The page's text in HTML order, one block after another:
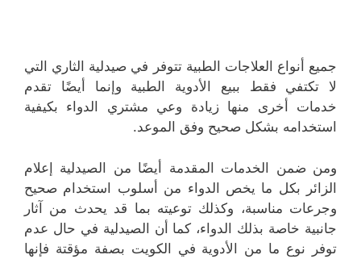
جميع أنواع العلاجات الطبية تتوفر في صيدلية الثاري التي
لا تكتفي فقط ببيع الأدوية الطبية وإنما أيضًا تقدم
خدمات أخرى منها زيادة وعي مشتري الدواء بكيفية
استخدامه بشكل صحيح وفق الموعد.
ومن ضمن الخدمات المقدمة أيضًا من الصيدلية إعلام
الزائر بكل ما يخص الدواء من أسلوب استخدام صحيح
وجرعات مناسبة، وكذلك توعيته بما قد يحدث من آثار
جانبية خاصة بذلك الدواء، كما أن الصيدلية في حال عدم
توفر نوع ما من الأدوية في الكويت بصفة مؤقتة فإنها